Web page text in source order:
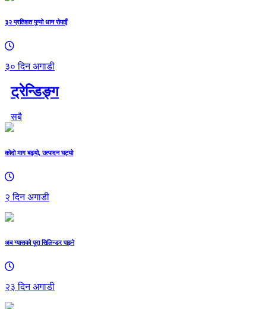
३२ प्रतिशत पुग्यो धान रोपाइँ
३० दिन अगाडी
ट्रेन्डिङ्ग
सबै
कोदो माग बढ्यो, उत्पादन घट्यो
२ दिन अगाडी
अब ग्यासको पूरा सिलिन्डर पाइने
२३ दिन अगाडी